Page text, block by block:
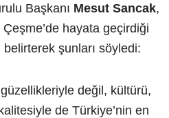
Başkanı Mesut Sancak,
Çeşme’de hayata geçirdiği
şunları söyledi:
değil, kültürü,
de Türkiye’nin en